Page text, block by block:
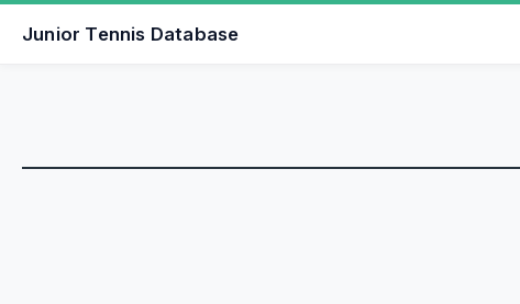
Junior Tennis Database